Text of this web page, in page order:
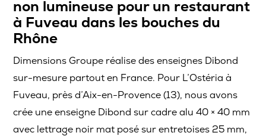
non lumineuse pour un restaurant
à Fuveau dans les bouches du
Rhône
Dimensions Groupe réalise des enseignes Dibond
sur-mesure partout en France. Pour L’Ostéria à
Fuveau, près d’Aix-en-Provence (13), nous avons
crée une enseigne Dibond sur cadre alu 40 × 40 mm
avec lettrage noir mat posé sur entretoises 25 mm,